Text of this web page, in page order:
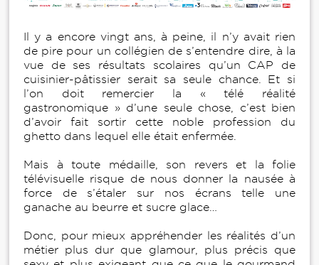
Il y a encore vingt ans, à peine, il n’y avait rien
de pire pour un collégien de s’entendre dire, à la
vue de ses résultats scolaires qu’un CAP de
cuisinier-pâtissier serait sa seule chance. Et si
l’on doit remercier la « télé réalité
gastronomique » d’une seule chose, c’est bien
d’avoir fait sortir cette noble profession du
ghetto dans lequel elle était enfermée.
Mais à toute médaille, son revers et la folie
télévisuelle risque de nous donner la nausée à
force de s’étaler sur nos écrans telle une
ganache au beurre et sucre glace…
Donc, pour mieux appréhender les réalités d’un
métier plus dur que glamour, plus précis que